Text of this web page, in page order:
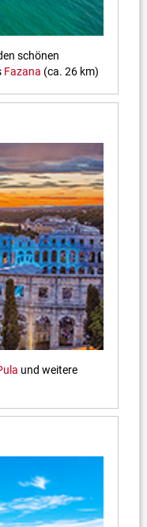
schönen
Fazana (ca. 26 km)
und weitere